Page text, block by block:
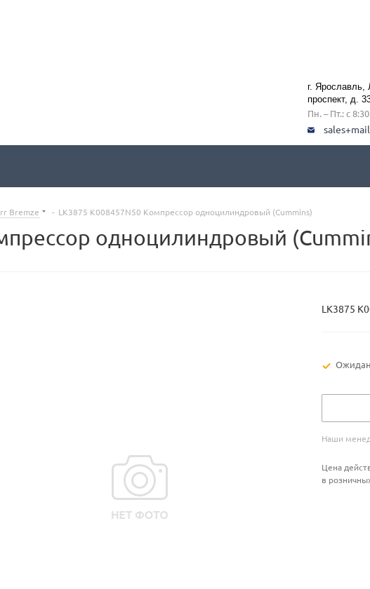
г. Ярославль,
проспект, д.
Пн. – Пт.: с
Bremze - LK3875 K008457N50 Компрессор одноцилиндровый (Cummins)
одноцилиндровый
LK3875
Наши
Цена
в